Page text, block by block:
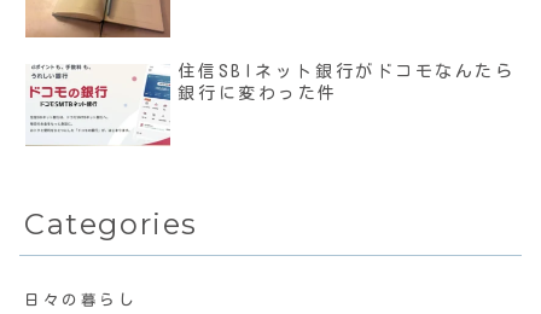
住信SBIネット銀行がドコモなんたら
銀行に変わった件
Categories
日々の暮らし